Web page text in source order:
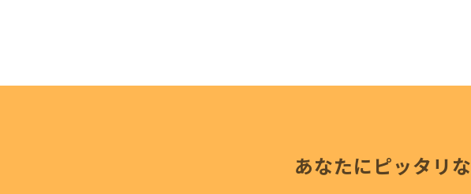
あなたにピッタリな